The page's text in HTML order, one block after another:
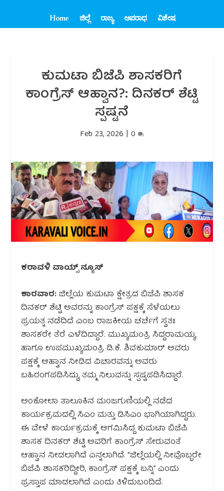
Home ಜಿಲ್ಲೆ ರಾಜ್ಯ ಅಪರಾಧ ವಿಶೇಷ
ಕುಮಟಾ ಬಿಜೆಪಿ ಶಾಸಕರಿಗೆ
ಕಾಂಗ್ರೆಸ್ ಆಹ್ವಾನ?: ದಿನಕರ್ ಶೆಟ್ಟಿ
ಸ್ಪಷ್ಟನೆ
Feb 23, 2026 | 0
ಕರಾವಳಿ ವಾಯ್ಸ್ ನ್ಯೂಸ್
ಕಾರವಾರ:ಜಿಲ್ಲೆಯ ಕುಮಟಾ ಕ್ಷೇತ್ರದ ಬಿಜೆಪಿ ಶಾಸಕ
ದಿನಕರ್ ಶೆಟ್ಟಿ ಅವರನ್ನು ಕಾಂಗ್ರೆಸ್ ಪಕ್ಷಕ್ಕೆ ಸೆಳೆಯಲು
ಪ್ರಯತ್ನ ನಡೆದಿದೆ ಎಂಬ ರಾಜಕೀಯ ಚರ್ಚೆಗೆ ಸ್ವತಃ
ಶಾಸಕರೇ ತೆರೆ ಎಳೆದಿದ್ದಾರೆ. ಮುಖ್ಯಮಂತ್ರಿ ಸಿದ್ದರಾಮಯ್ಯ
ಹಾಗೂ ಉಪಮುಖ್ಯಮಂತ್ರಿ ಡಿ.ಕೆ. ಶಿವಕುಮಾರ್ ಅವರು
ಪಕ್ಷಕ್ಕೆ ಆಹ್ವಾನ ನೀಡಿದ ವಿಚಾರವನ್ನು ಅವರು
ಬಹಿರಂಗಪಡಿಸಿದ್ದು, ತಮ್ಮ ನಿಲುವನ್ನು ಸ್ಪಷ್ಟಪಡಿಸಿದ್ದಾರೆ.
ಅಂಕೋಲಾ ತಾಲೂಕಿನ ಮಂಜಗುಣಿಯಲ್ಲಿ ನಡೆದ
ಕಾರ್ಯಕ್ರಮದಲ್ಲಿ ಸಿಎಂ ಮತ್ತು ಡಿಸಿಎಂ ಭಾಗಿಯಾಗಿದ್ದರು.
ಈ ವೇಳೆ ಕಾರ್ಯಕ್ರಮಕ್ಕೆ ಆಗಮಿಸಿದ್ದ ಕುಮಟಾ ಬಿಜೆಪಿ
ಶಾಸಕ ದಿನಕರ್ ಶೆಟ್ಟಿ ಅವರಿಗೆ ಕಾಂಗ್ರೆಸ್ ಸೇರುವಂತೆ
ಆಹ್ವಾನ ನೀಡಲಾಗಿದೆ ಎನ್ನಲಾಗಿದೆ. “ಜಿಲ್ಲೆಯಲ್ಲಿ ನೀವೊಬ್ಬರೇ
ಬಿಜೆಪಿ ಶಾಸಕರಿದ್ದೀರಿ, ಕಾಂಗ್ರೆಸ್ ಪಕ್ಷಕ್ಕೆ ಬನ್ನಿ” ಎಂದು
ಪ್ರಸ್ತಾಪ ಮಾಡಲಾಗಿದೆ ಎಂದು ತಿಳಿದುಬಂದಿದೆ.